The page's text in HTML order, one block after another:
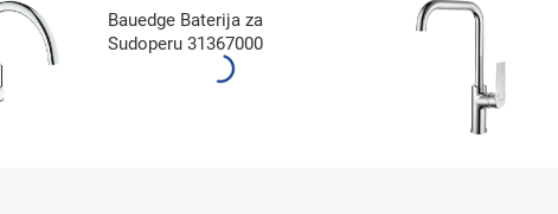
Bauedge Baterija za
Sudoperu 31367000